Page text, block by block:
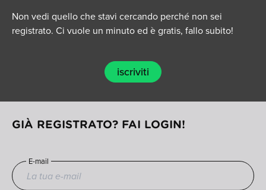
Non vedi quello che stavi cercando perché non sei
registrato. Ci vuole un minuto ed è gratis, fallo subito!
iscriviti
GIÀ REGISTRATO? FAI LOGIN!
E-mail